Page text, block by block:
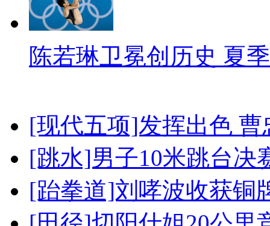
陈若琳卫冕创历史 夏
[现代五项]发挥出色
[跳水]男子10米跳台决
[跆拳道]刘哮波收获铜